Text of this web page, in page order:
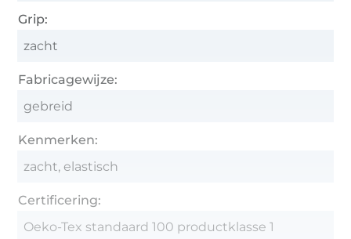
Grip:
zacht
Fabricagewijze:
gebreid
Kenmerken:
zacht, elastisch
Certificering:
Oeko-Tex standaard 100 productklasse 1